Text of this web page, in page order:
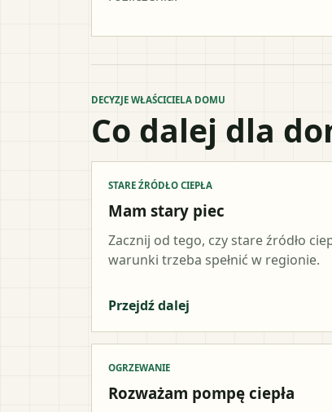
DECYZJE WŁAŚCICIELA DOMU
Co dalej dla
STARE ŹRÓDŁO CIEPŁA
Mam stary piec
Zacznij od tego, czy stare źródło
warunki trzeba spełnić w regionie.
Przejdź dalej
OGRZEWANIE
Rozważam pompę ciepła